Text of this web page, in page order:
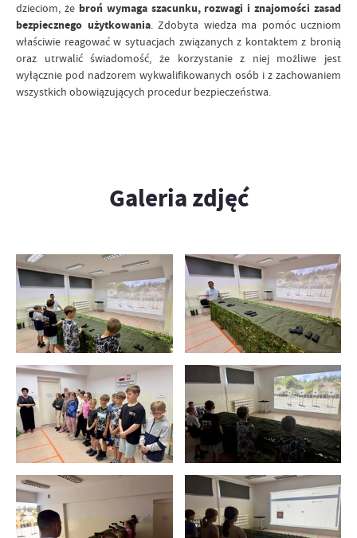
dzieciom, że broń wymaga szacunku, rozwagi i znajomości zasad
bezpiecznego użytkowania. Zdobyta wiedza ma pomóc uczniom
właściwie reagować w sytuacjach związanych z kontaktem z bronią
oraz utrwalić świadomość, że korzystanie z niej możliwe jest
wyłącznie pod nadzorem wykwalifikowanych osób i z zachowaniem
wszystkich obowiązujących procedur bezpieczeństwa.
Galeria zdjęć